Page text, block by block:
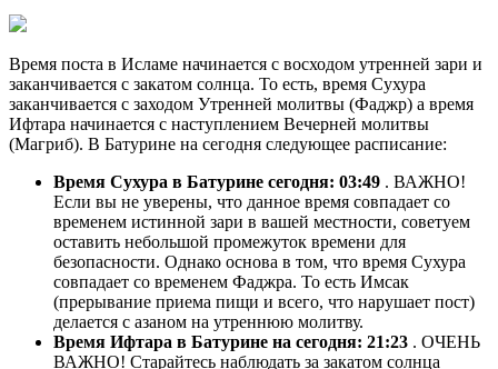
Время поста в Исламе начинается с восходом утренней зари и
заканчивается с закатом солнца. То есть, время Сухура
заканчивается с заходом Утренней молитвы (Фаджр) а время
Ифтара начинается с наступлением Вечерней молитвы
(Магриб). В Батурине на сегодня следующее расписание:
Время Сухура в Батурине сегодня: 03:49 . ВАЖНО!
Если вы не уверены, что данное время совпадает со
временем истинной зари в вашей местности, советуем
оставить небольшой промежуток времени для
безопасности. Однако основа в том, что время Сухура
совпадает со временем Фаджра. То есть Имсак
(прерывание приема пищи и всего, что нарушает пост)
делается с азаном на утреннюю молитву.
Время Ифтара в Батурине на сегодня: 21:23 . ОЧЕНЬ
ВАЖНО! Старайтесь наблюдать за закатом солнца